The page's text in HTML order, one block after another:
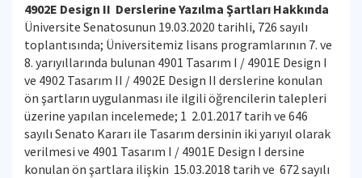
4902E Design II Derslerine Yazılma Şartları Hakkında
Üniversite Senatosunun 19.03.2020 tarihli, 726 sayılı
toplantısında; Üniversitemiz lisans programlarının 7. ve
8. yarıyıllarında bulunan 4901 Tasarım I / 4901E Design I
ve 4902 Tasarım II / 4902E Design II derslerine konulan
ön şartların uygulanması ile ilgili öğrencilerin talepleri
üzerine yapılan incelemede; 1 2.01.2017 tarih ve 646
sayılı Senato Kararı ile Tasarım dersinin iki yarıyıl olarak
verilmesi ve 4901 Tasarım I / 4901E Design I dersine
konulan ön şartlara ilişkin 15.03.2018 tarih ve 672 sayılı